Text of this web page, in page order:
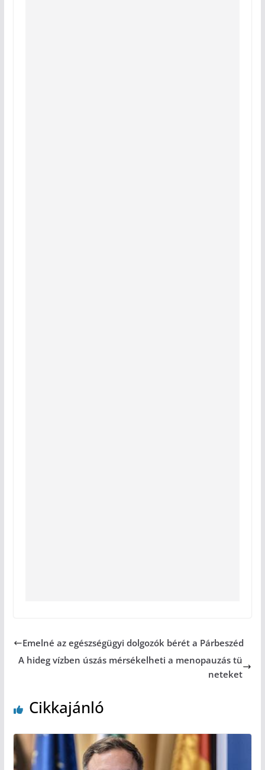
Emelné az egészségügyi dolgozók bérét a Párbeszéd
A hideg vízben úszás mérsékelheti a menopauzás tü
neteket
Cikkajánló